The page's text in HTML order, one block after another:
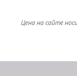
Цена на сайте